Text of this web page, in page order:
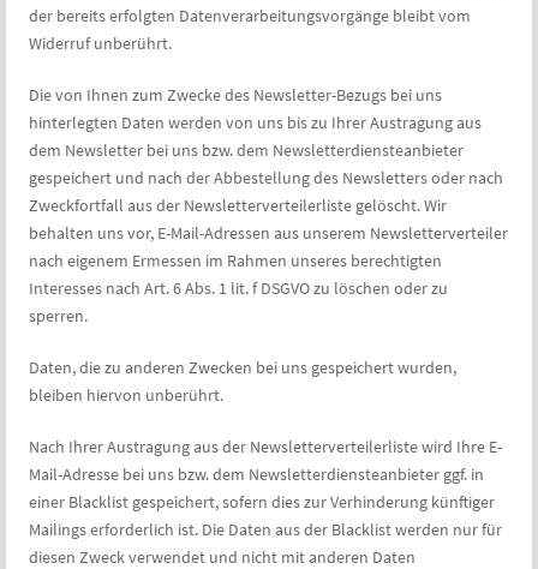
der bereits erfolgten Datenverarbeitungsvorgänge bleibt vom
Widerruf unberührt.
Die von Ihnen zum Zwecke des Newsletter-Bezugs bei uns
hinterlegten Daten werden von uns bis zu Ihrer Austragung aus
dem Newsletter bei uns bzw. dem Newsletterdiensteanbieter
gespeichert und nach der Abbestellung des Newsletters oder nach
Zweckfortfall aus der Newsletterverteilerliste gelöscht. Wir
behalten uns vor, E-Mail-Adressen aus unserem Newsletterverteiler
nach eigenem Ermessen im Rahmen unseres berechtigten
Interesses nach Art. 6 Abs. 1 lit. f DSGVO zu löschen oder zu
sperren.
Daten, die zu anderen Zwecken bei uns gespeichert wurden,
bleiben hiervon unberührt.
Nach Ihrer Austragung aus der Newsletterverteilerliste wird Ihre E-
Mail-Adresse bei uns bzw. dem Newsletterdiensteanbieter ggf. in
einer Blacklist gespeichert, sofern dies zur Verhinderung künftiger
Mailings erforderlich ist. Die Daten aus der Blacklist werden nur für
diesen Zweck verwendet und nicht mit anderen Daten